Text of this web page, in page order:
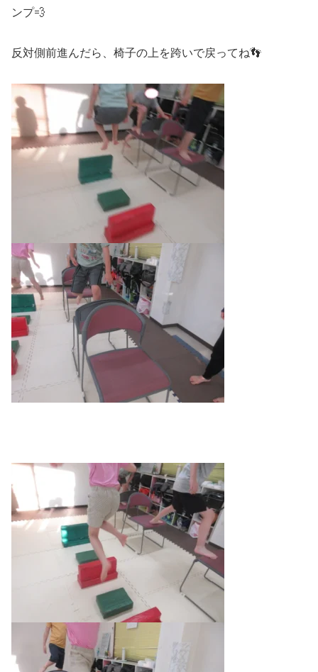
ンプ💨
反対側前進んだら、椅子の上を跨いで戻ってね👣